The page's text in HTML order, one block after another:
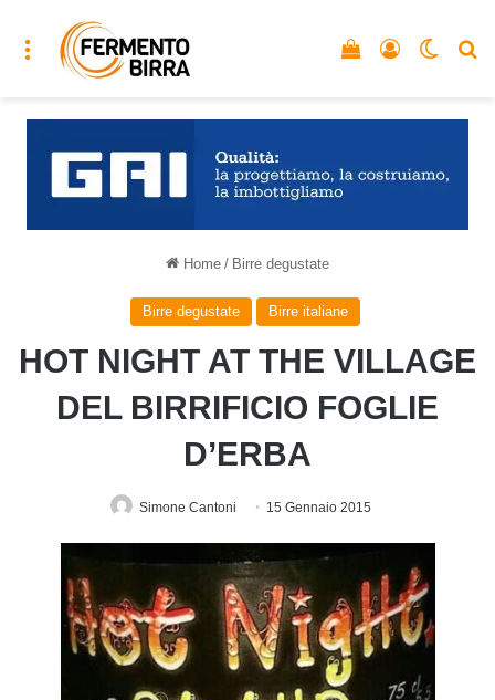
Menu Accedi
Vedi il carrello
Home / Birre degustate
Birre degustate Birre italiane
HOT NIGHT AT THE VILLAGE
DEL BIRRIFICIO FOGLIE
D’ERBA
Simone Cantoni 15 Gennaio 2015